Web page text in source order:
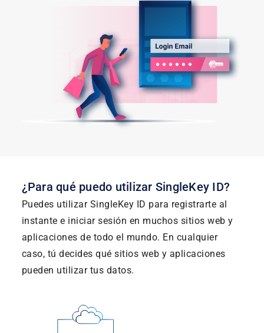
¿Para qué puedo utilizar SingleKey ID?
Puedes utilizar SingleKey ID para registrarte al
instante e iniciar sesión en muchos sitios web y
aplicaciones de todo el mundo. En cualquier
caso, tú decides qué sitios web y aplicaciones
pueden utilizar tus datos.